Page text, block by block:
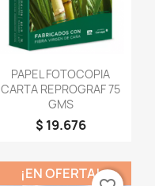
Vista rápida
PAPEL FOTOCOPIA
CARTA REPROGRAF 75
GMS
$ 19.676
¡EN OFERTA!